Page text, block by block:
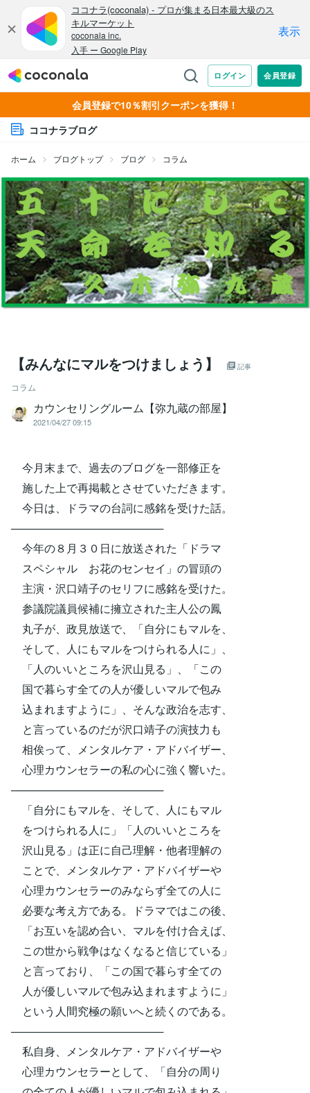
会員登録で10％割引クーポンを獲得！
ココナラブログ
ホーム ブログトップ ブログ コラム
【みんなにマルをつけましょう】 記事
コラム
カウンセリングルーム【弥九蔵の部屋】
2021/04/27 09:15
今月末まで、過去のブログを一部修正を
施した上で再掲載とさせていただきます。
今日は、ドラマの台詞に感銘を受けた話。
────────────────────
今年の８月３０日に放送された「ドラマ
スペシャル お花のセンセイ」の冒頭の
主演・沢口靖子のセリフに感銘を受けた。
参議院議員候補に擁立された主人公の鳳
丸子が、政見放送で、「自分にもマルを、
そして、人にもマルをつけられる人に」、
「人のいいところを沢山見る」、「この
国で暮らす全ての人が優しいマルで包み
込まれますように」、そんな政治を志す、
と言っているのだが沢口靖子の演技力も
相俟って、メンタルケア・アドバイザー、
心理カウンセラーの私の心に強く響いた。
────────────────────
「自分にもマルを、そして、人にもマル
をつけられる人に」「人のいいところを
沢山見る」は正に自己理解・他者理解の
ことで、メンタルケア・アドバイザーや
心理カウンセラーのみならず全ての人に
必要な考え方である。ドラマではこの後、
「お互いを認め合い、マルを付け合えば、
この世から戦争はなくなると信じている」
と言っており、「この国で暮らす全ての
人が優しいマルで包み込まれますように」
という人間究極の願いへと続くのである。
────────────────────
私自身、メンタルケア・アドバイザーや
心理カウンセラーとして、「自分の周り